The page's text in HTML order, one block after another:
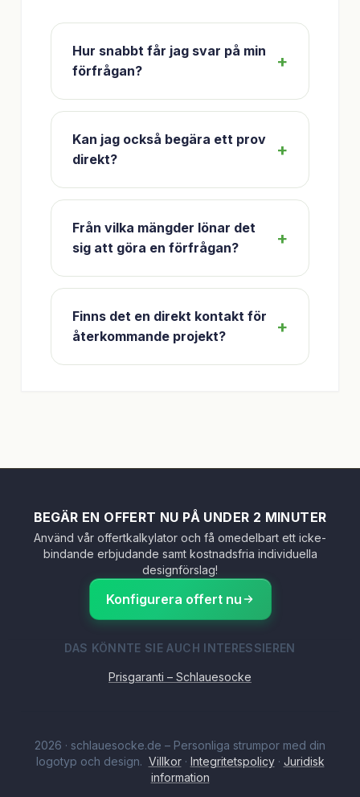
Hur snabbt får jag svar på min
förfrågan?
Kan jag också begära ett prov
direkt?
Från vilka mängder lönar det
sig att göra en förfrågan?
Finns det en direkt kontakt för
återkommande projekt?
BEGÄR EN OFFERT NU PÅ UNDER 2 MINUTER
Använd vår offertkalkylator och få omedelbart ett icke-
bindande erbjudande samt kostnadsfria individuella
designförslag!
Konfigurera offert nu
DAS KÖNNTE SIE AUCH INTERESSIEREN
Prisgaranti – Schlauesocke
2026 · schlauesocke.de – Personliga strumpor med din
logotyp och design. Villkor· Integritetspolicy· Juridisk
information